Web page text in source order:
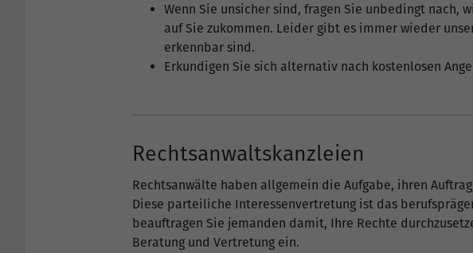
Wenn Sie unsicher sind, fragen Sie unbedingt nach,
auf Sie zukommen. Leider gibt es immer wieder
erkennbar sind.
Erkundigen Sie sich alternativ nach kostenlosen
Rechtsanwaltskanzleien
Rechtsanwälte haben allgemein die Aufgabe, ihren
Diese parteiliche Interessenvertretung ist das
beauftragen Sie jemanden damit, Ihre Rechte
Beratung und Vertretung ein.